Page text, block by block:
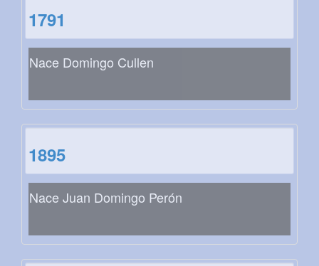
1791
Nace Domingo Cullen
1895
Nace Juan Domingo Perón